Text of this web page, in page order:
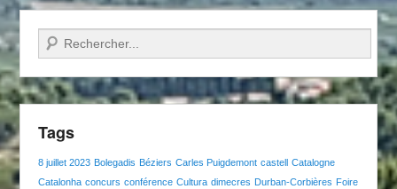
Recherche
Tags
8 juillet 2023 Bolegadis Béziers Carles Puigdemont castell
Catalogne
Catalonha concurs conférence Cultura dimecres Durban-Corbières Foire